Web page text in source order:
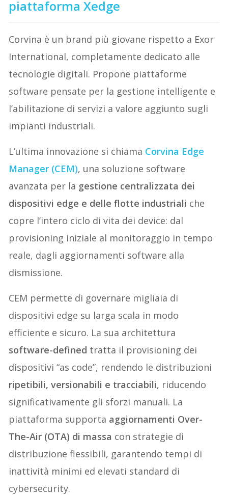
piattaforma Xedge
Corvina è un brand più giovane rispetto a Exor
International, completamente dedicato alle
tecnologie digitali. Propone piattaforme
software pensate per la gestione intelligente e
l’abilitazione di servizi a valore aggiunto sugli
impianti industriali.
L’ultima innovazione si chiama Corvina Edge
Manager (CEM), una soluzione software
avanzata per la gestione centralizzata dei
dispositivi edge e delle flotte industriali che
copre l’intero ciclo di vita dei device: dal
provisioning iniziale al monitoraggio in tempo
reale, dagli aggiornamenti software alla
dismissione.
CEM permette di governare migliaia di
dispositivi edge su larga scala in modo
efficiente e sicuro. La sua architettura
software-defined tratta il provisioning dei
dispositivi “as code”, rendendo le distribuzioni
ripetibili, versionabili e tracciabili, riducendo
significativamente gli sforzi manuali. La
piattaforma supporta aggiornamenti Over-
The-Air (OTA) di massa con strategie di
distribuzione flessibili, garantendo tempi di
inattività minimi ed elevati standard di
cybersecurity.